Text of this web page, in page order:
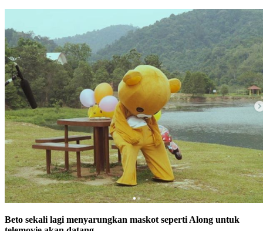
Beto sekali lagi menyarungkan maskot seperti Along untuk